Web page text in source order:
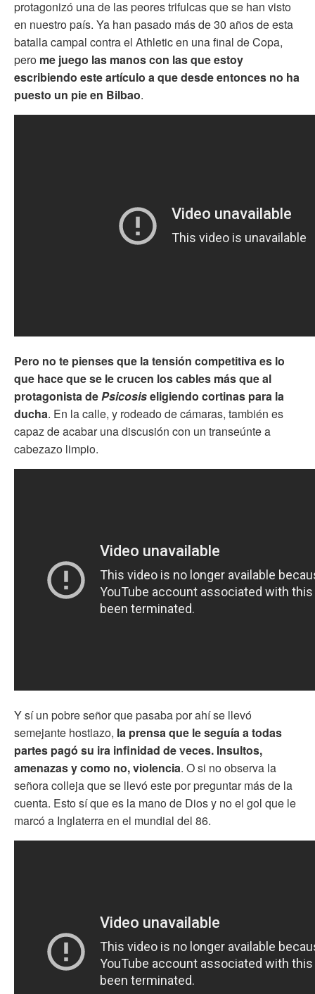
protagonizó una de las peores trifulcas que se han visto
en nuestro país. Ya han pasado más de 30 años de esta
batalla campal contra el Athletic en una final de Copa,
pero me juego las manos con las que estoy
escribiendo este artículo a que desde entonces no ha
puesto un pie en Bilbao.
Pero no te pienses que la tensión competitiva es lo
que hace que se le crucen los cables más que al
protagonista dePsicosiseligiendo cortinas para la
ducha. En la calle, y rodeado de cámaras, también es
capaz de acabar una discusión con un transeúnte a
cabezazo limpio.
Y sí un pobre señor que pasaba por ahí se llevó
semejante hostiazo, la prensa que le seguía a todas
partes pagó su ira infinidad de veces. Insultos,
amenazas y como no, violencia. O si no observa la
señora colleja que se llevó este por preguntar más de la
cuenta. Esto sí que es la mano de Dios y no el gol que le
marcó a Inglaterra en el mundial del 86.